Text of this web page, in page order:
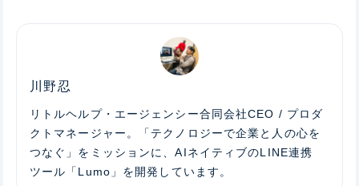
川野忍
リトルヘルプ・エージェンシー合同会社CEO / プロダ
クトマネージャー。「テクノロジーで企業と人の心を
つなぐ」をミッションに、AIネイティブのLINE連携
ツール「Lumo」を開発しています。